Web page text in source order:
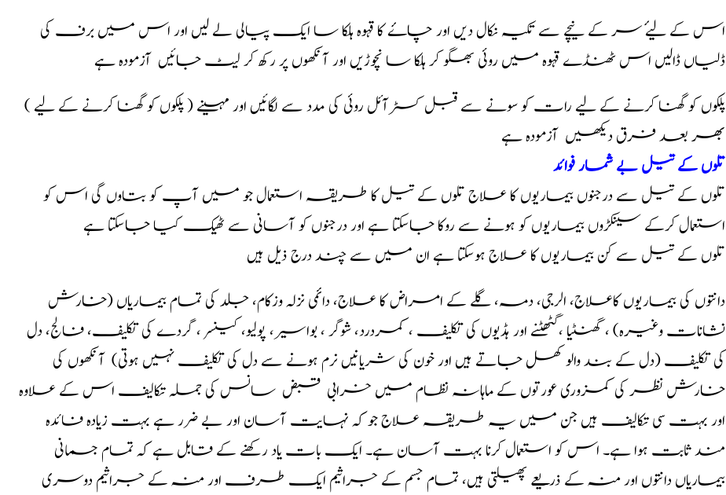
اس کے لیۓ سر کے نیچے سے تکیہ نکال دیں اور چاۓ کا قہوہ ہلکا سا ایک پیالی لے لیں اور اس میں برف کی
ڈلیاں ڈالیں اس ٹھنڈے قہوہ میں روئی بھگو کر ہلکا سا نچوڑیں اور آنکھوں پر رکھ کر لیٹ جائیں آزمودہ ہے
( پلکوں کو گھنا کرنے کے لیے ) پلکوں کو گھنا کرنے کے لیے رات کو سونے سے قبل کسٹر آئل روئی کی مدد سے لگائیں اور مہینے
بھر بعد فرق دیکھیں آزمودہ ہے
تلوں کے تیل بے شمار فوائد
تلوں کے تیل سے درجنوں بیماریوں کا علاج تلوں کے تیل کا طریقہ استعمال جو میں آپ کو بتاوں گی اس کو
استعمال کرکے سینکڑوں بیماریوں کو ہونے سے روکا جاسکتا ہے اور درجنوں کو آسانی سے ٹھیک کیا جاسکتا ہے
تلوں کے تیل سے کن بیماریوں کا علاج ہوسکتا ہے ان میں سے چند درج ذیل ہیں
دانتوں کی بیماریوں کاعلاج، الرجی، دمہ، گلے کے امراض کا علاج، دائمی نزلہ وزکام، جلد کی تمام بیماریاں (خارش
نشانات وغیرہ) ، گھنٹیا ،گٹھٹنے اور ہڈیوں کی تکلیف ، کمردرد، شوگر ، بواسیر، پولیو، کینسر ، گردے کی تکلیف، فالج، دل
کی تکلیف (دل کے بند والو کھل جاتے ہیں اور خون کی شریانیں نرم ہونے سے دل کی تکلیف نہیں ہوتی) آنکھوں کی
خارش نظر کی کمزوری عورتوں کے ماہانہ نظام میں خرابی قبض سانس کی جملہ تکالیف اس کے علاوہ
اور بہت سی تکالیف ہیں جن میں یہ طریقہ علاج جو کہ نہایت آسان اور بے ضرر ہے بہت زیادہ فائدہ
مند ثابت ہوا ہے۔ اس کو استعمال کرنا بہت آسان ہے۔ ایک بات یاد رکھنے کے قابل ہے کہ تمام جسمانی
بیماریاں دانتوں اور منہ کے ذریعے پھیلتی ہیں، تمام جسم کے جراثیم ایک طرف اور منہ کے جراثیم دوسری